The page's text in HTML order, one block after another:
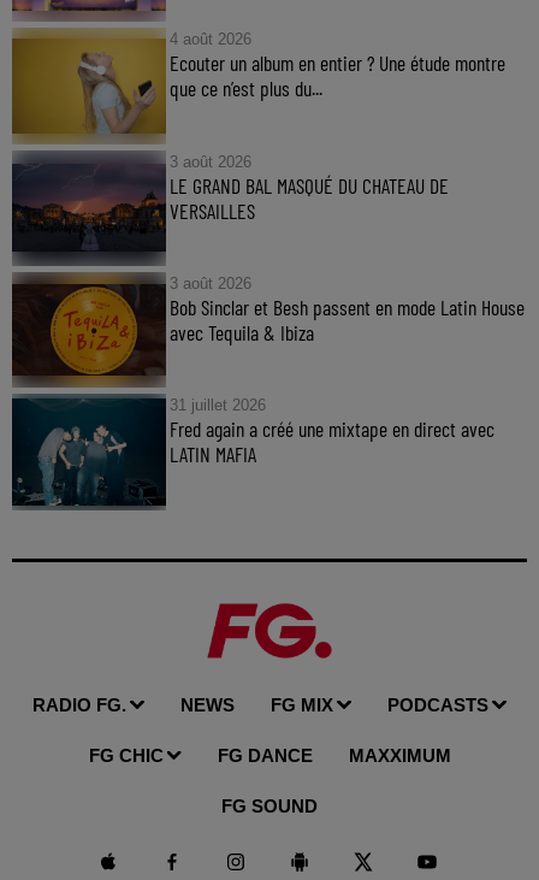
4 août 2026
Ecouter un album en entier ? Une étude montre
que ce n’est plus du...
3 août 2026
LE GRAND BAL MASQUÉ DU CHATEAU DE
VERSAILLES
3 août 2026
Bob Sinclar et Besh passent en mode Latin House
avec Tequila & Ibiza
31 juillet 2026
Fred again a créé une mixtape en direct avec
LATIN MAFIA
RADIO FG. NEWS FG MIX PODCASTS
FG CHIC FG DANCE MAXXIMUM
FG SOUND